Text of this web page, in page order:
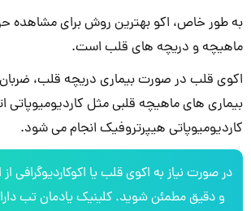
به طور خاص، اکو بهترین روش برای مشاهده
ماهیچه و دریچه های قلب است.
اکوی قلب در صورت بیماری دریچه قلب،
بیماری های ماهیچه قلبی مثل کاردیومیوپاتی
کاردیومیوپاتی هیپرتروفیک انجام می شود.
در صورت نیاز به اکوی قلب یا اکوکاردیوگرافی
و دقیق مطمئن شوید. کلینیک یادمان تب